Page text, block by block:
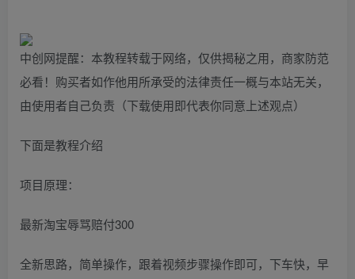
中创网提醒：本教程转载于网络，仅供揭秘之用，商家防范
必看！购买者如作他用所承受的法律责任一概与本站无关，
由使用者自己负责（下载使用即代表你同意上述观点）
下面是教程介绍
项目原理：
最新淘宝辱骂赔付300
全新思路，简单操作，跟着视频步骤操作即可，下车快，早